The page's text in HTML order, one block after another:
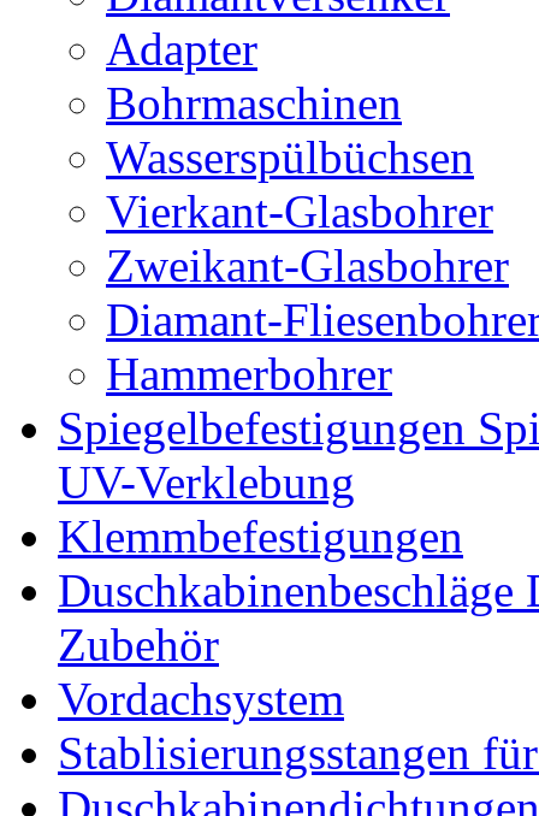
Adapter
Bohrmaschinen
Wasserspülbüchsen
Vierkant-Glasbohrer
Zweikant-Glasbohrer
Diamant-
Hammerbohrer
Spiegelbefestigungen
UV-Verklebung
Klemmbefestigungen
Zubehör
Vordachsystem
Stablisierungsstangen